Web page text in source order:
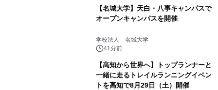
【名城大学】天白・八事キャンパスで
オープンキャンパスを開催
学校法人 名城大学
41分前
【高知から世界へ】トップランナーと
一緒に走るトレイルランニングイベン
トを高知で8月29日（土）開催